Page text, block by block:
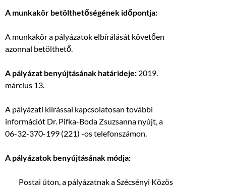
A munkakör betölthetőségének időpontja:
A munkakör a pályázatok elbírálását követően
azonnal betölthető.
A pályázat benyújtásának határideje: 2019.
március 13.
A pályázati kiírással kapcsolatosan további
információt Dr. Pifka-Boda Zsuzsanna nyújt, a
06-32-370-199 (221) -os telefonszámon.
A pályázatok benyújtásának módja:
 Postai úton, a pályázatnak a Szécsényi Közös